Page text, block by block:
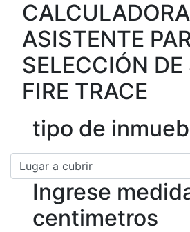
CALCULADORA
ASISTENTE
SELECCIÓN
FIRE TRACE
tipo de
Ingrese
centimetros